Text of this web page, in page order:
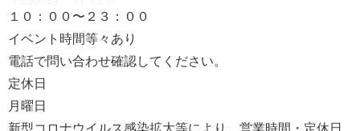
１０：００〜２３：００
イベント時間等々あり
電話で問い合わせ確認してください。
定休日
月曜日
新型コロナウイルス感染拡大等により、営業時間・定休日